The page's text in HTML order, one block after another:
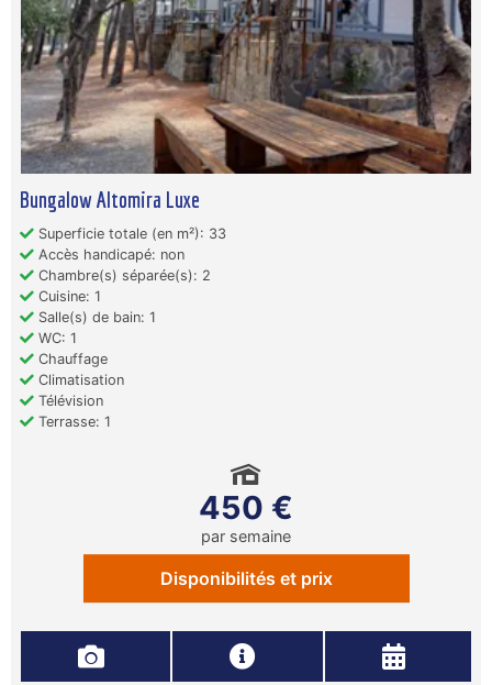
Bungalow Altomira Luxe
Superficie totale (en m²): 33
Accès handicapé: non
Chambre(s) séparée(s): 2
Cuisine: 1
Salle(s) de bain: 1
WC: 1
Chauffage
Climatisation
Télévision
Terrasse: 1
450 €
par semaine
Disponibilités et prix